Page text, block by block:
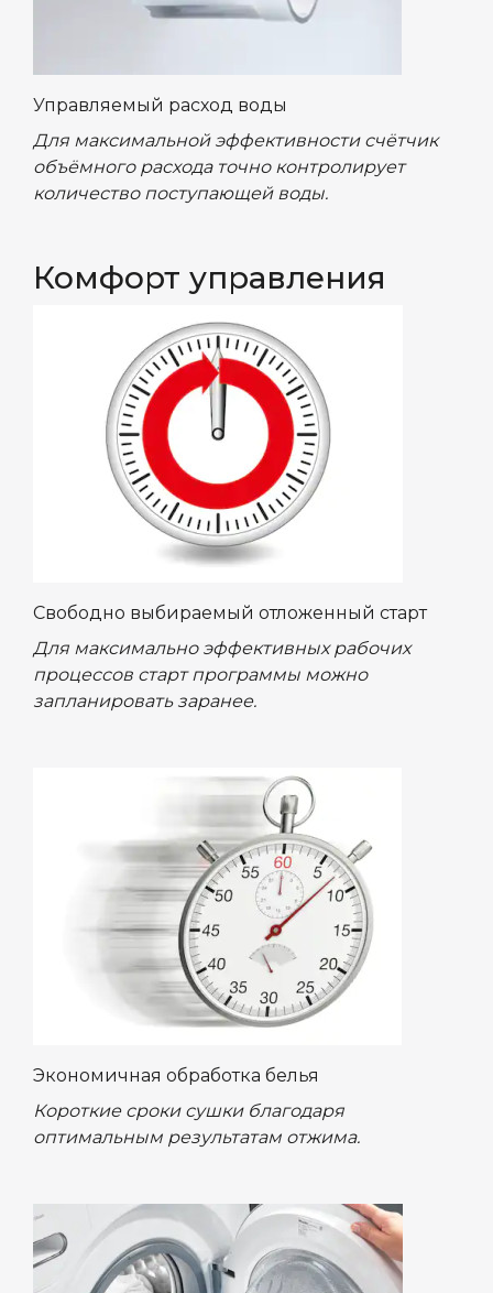
Управляемый расход воды
Для максимальной эффективности счётчик
объёмного расхода точно контролирует
количество поступающей воды.
Комфорт управления
Свободно выбираемый отложенный старт
Для максимально эффективных рабочих
процессов старт программы можно
запланировать заранее.
Экономичная обработка белья
Короткие сроки сушки благодаря
оптимальным результатам отжима.